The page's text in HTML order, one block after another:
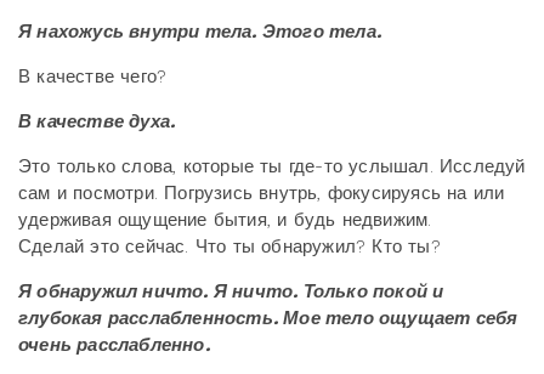
Я нахожусь внутри тела. Этого тела.
В качестве чего?
В качестве духа.
Это только слова, которые ты где-то услышал. Исследуй
сам и посмотри. Погрузись внутрь, фокусируясь на или
удерживая ощущение бытия, и будь недвижим.
Сделай это сейчас. Что ты обнаружил? Кто ты?
Я обнаружил ничто. Я ничто. Только покой и
глубокая расслабленность. Мое тело ощущает себя
очень расслабленно.